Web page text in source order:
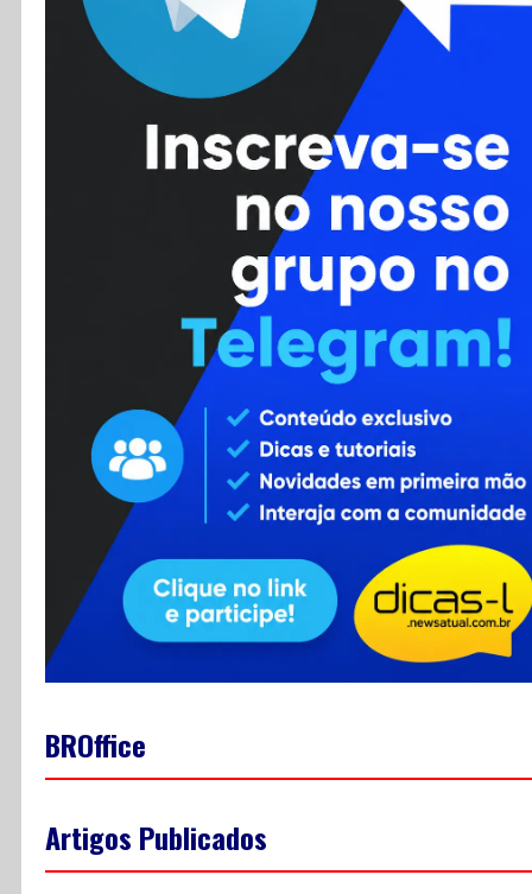
Colaboradores
Cursos
Enviar Dica
Contato
RSS
BROffice
Artigos Publicados